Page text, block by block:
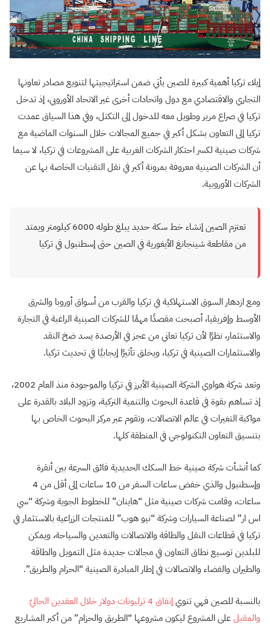
إيلاء تركيا أهمية كبيرة للصين يأتي ضمن استراتيجيتها لتنويع مصادر تعاونها
التجاري والاقتصادي مع دول واتحادات أخرى غير الاتحاد الأوروبي، إذ تدخل
تركيا في صراع مرير وطويل معه للدخول إلى التكتل، وفي هذا السياق عمدت
تركيا إلى التعاون بشكل أكبر في جميع المجالات خلال السنوات الماضية مع
شركات صينية لكسر احتكار الشركات الغربية على المشروعات في تركيا، لا سيما
أن الشركات الصينية معروفة بمرونة أكبر في نقل التقنيات الخاصة بها عن
الشركات الأوروبية.
تعتزم الصين إنشاء خط سكة حديد يبلغ طوله 6000 كيلومتر ويمتد
من مقاطعة شينجانغ الأيغورية في الصين حتى إسطنبول في تركيا
ومع ازدهار السوق الاستهلاكية في تركيا والقرب من أسواق أوروبا والشرق
الأوسط وإفريقيا، أصبحت مقصدًا مهمًا للشركات الصينية الراغبة في التجارة
والاستثمار، نظرًا لأن تركيا تعاني من عجز في الأرصدة يسد ضخ النقد
والاستثمارات الصينية في تركيا، ويخلق تأثيرًا إيجابيًا في تحديث تركيا.
وتعد شركة هواوي الشركة الصينية الأبرز في تركيا والموجودة منذ العام 2002،
إذ تساهم بقوة في قاعدة البحوث والتنمية التركية، وتزود البلاد بالقدرة على
مواكبة التغيرات في عالم الاتصالات، وتقوم عبر مركز البحوث الخاص بها
بتنسيق التعاون التكنولوجي في المنطقة كلها.
كما أنشأت شركة صينية خط السكك الحديدية فائق السرعة بين أنقرة
وإسطنبول والذي خفض ساعات السفر من 10 ساعات إلى أقل من 4
ساعات، وقامت شركات صينية مثل “هاينان” للخطوط الجوية وشركة “سي
اس ار” لصناعة السيارات وشركة “نيو هوب” للمنتجات الزراعية بالاستثمار في
تركيا في قطاعات النقل والطاقة والاتصالات والتعدين والسياحة، ويمكن
للبلدين توسيع نطاق التعاون في مجالات جديدة مثل التمويل والطاقة
والطيران والفضاء والاتصالات في إطار المبادرة الصينية “الحزام والطريق”.
بالنسبة للصين فهي تنوي
إنفاق 4 ترليونات دولار خلال العقدين الحاليّ
والمقبلعلى المشروع ليكون مشروعها “الطريق والحزام” من أكبر المشاريع